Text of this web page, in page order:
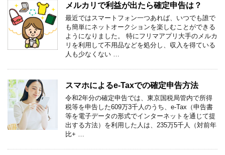
メルカリで利益が出たら確定申告は？
最近ではスマートフォン一つあれば、いつでも誰で
も簡単にネットオークションを楽しむことができる
ようになりました。 特にフリマアプリ大手のメルカ
リを利用して不用品などを処分し、収入を得ている
人も少なくない …
スマホによるe-Taxでの確定申告方法
令和2年分の確定申告では、東京国税局管内で所得
税等を申告した609万3千人のうち、e-Tax（申告書
等を電子データの形式でインターネットを通じて提
出する方法）を利用した人は、235万5千人（対前年
比+ …